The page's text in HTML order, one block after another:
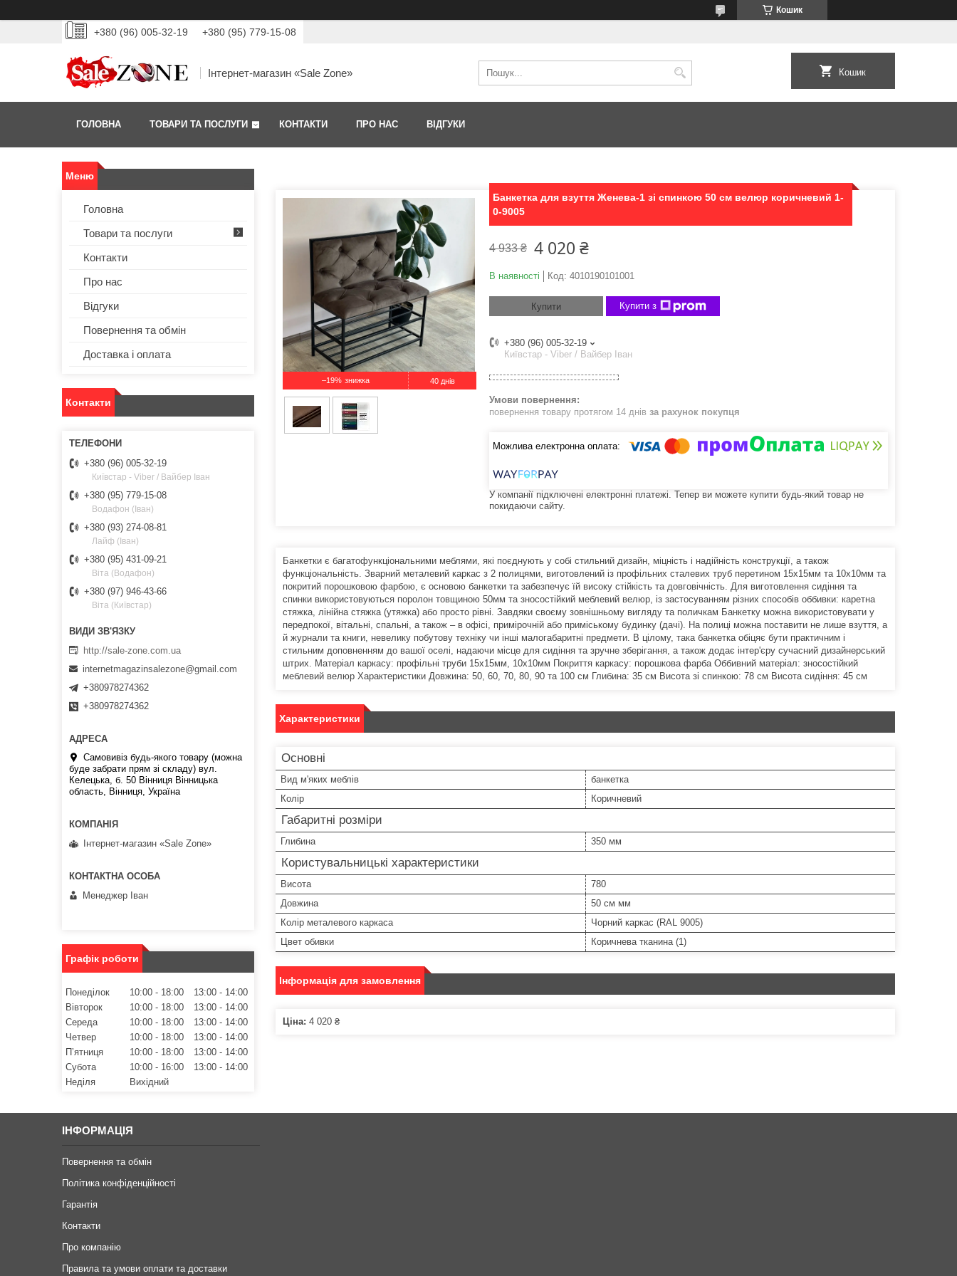
Кошик
+380 (96) 005-32-19 +380 (95) 779-15-08
Інтернет-магазин «Sale Zone» Кошик
ГОЛОВНА ТОВАРИ ТА ПОСЛУГИ КОНТАКТИ ПРО НАС ВІДГУКИ
–19% 40 днів
Банкетка для взуття Женева-1 зі спинкою 50 см велюр коричневий 1-
0-9005
4 933 ₴ 4 020 ₴
В наявності Код: 4010190101001
Купити Купити з
+380 (96) 005-32-19
Київстар - Viber / Вайбер Іван
повернення товару протягом 14 днів за рахунок покупця
У компанії підключені електронні платежі. Тепер ви можете купити будь-який товар не
покидаючи сайту.
Банкетки є багатофункціональними меблями, які поєднують у собі стильний дизайн, міцність і надійність конструкції, а також
функціональність. Зварний металевий каркас з 2 полицями, виготовлений із профільних сталевих труб перетином 15х15мм та 10х10мм та
покритий порошковою фарбою, є основою банкетки та забезпечує їй високу стійкість та довговічність. Для виготовлення сидіння та
спинки використовуються поролон товщиною 50мм та зносостійкий меблевий велюр, із застосуванням різних способів оббивки: каретна
стяжка, лінійна стяжка (утяжка) або просто рівні. Завдяки своєму зовнішньому вигляду та поличкам Банкетку можна використовувати у
передпокої, вітальні, спальні, а також – в офісі, примірочній або приміському будинку (дачі). На полиці можна поставити не лише взуття, а
й журнали та книги, невелику побутову техніку чи інші малогабаритні предмети. В цілому, така банкетка обіцяє бути практичним і
стильним доповненням до вашої оселі, надаючи місце для сидіння та зручне зберігання, а також додає інтер'єру сучасний дизайнерський
штрих. Матеріал каркасу: профільні труби 15х15мм, 10х10мм Покриття каркасу: порошкова фарба Оббивний матеріал: зносостійкий
меблевий велюр Характеристики Довжина: 50, 60, 70, 80, 90 та 100 см Глибина: 35 см Висота зі спинкою: 78 см Висота сидіння: 45 см
Характеристики
Основні
Вид м'яких меблів
банкетка
Колір
Коричневий
Габаритні розміри
Глибина 350 мм
Користувальницькі характеристики
Висота
780
Довжина
50 см мм
Колір металевого каркаса
Чорний каркас (RAL 9005)
Цвет обивки
Коричнева тканина (1)
Інформація для замовлення
Ціна: 4 020 ₴
Головна
Товари та послуги
Контакти
Про нас
Відгуки
Повернення та обмін
Доставка і оплата
Контакти
+380 (96) 005-32-19
Київстар - Viber / Вайбер Іван
+380 (95) 779-15-08
Водафон (Іван)
+380 (93) 274-08-81
Лайф (Іван)
+380 (95) 431-09-21
Віта (Водафон)
+380 (97) 946-43-66
Віта (Київстар)
http://sale-zone.com.ua
internetmagazinsalezone@gmail.com
+380978274362
+380978274362
Самовивіз будь-якого товару (можна
буде забрати прям зі складу) вул.
Келецька, б. 50 Вінниця Вінницька
область, Вінниця, Україна
Інтернет-магазин «Sale Zone»
Менеджер Іван
Графік роботи
Понеділок 10:00 18:00 13:00
14:00
Вівторок
10:00 18:00 13:00
14:00
Середа
10:00 18:00 13:00
14:00
Четвер
10:00 18:00 13:00
14:00
Пʼятниця
10:00 18:00 13:00
14:00
Субота
10:00 16:00 13:00
14:00
Неділя
Вихідний
ІНФОРМАЦІЯ
Повернення та обмін
Політика конфіденційності
Гарантія
Контакти
Про компанію
Правила та умови оплати та доставки